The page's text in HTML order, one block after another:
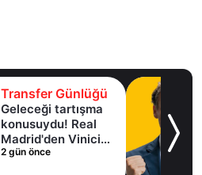
Transfer Günlüğü
Geleceği tartışma
konusuydu! Real
Madrid'den Vinicius
Junior kararı
2 gün önce